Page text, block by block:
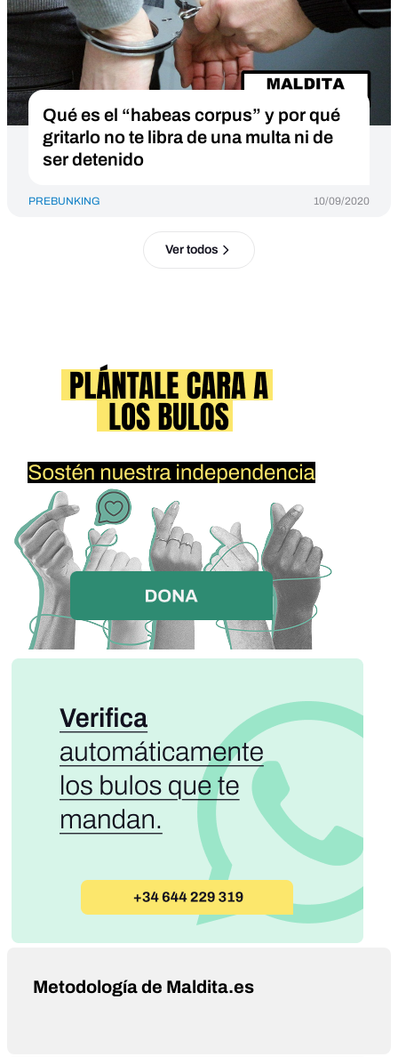
Qué es el “habeas corpus” y por qué
gritarlo no te libra de una multa ni de
ser detenido
PREBUNKING 10/09/2020
Ver todos
Metodología de Maldita.es